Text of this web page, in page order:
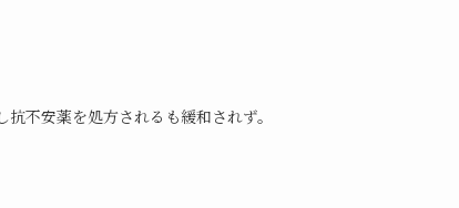
不安薬を処方されるも緩和されず。